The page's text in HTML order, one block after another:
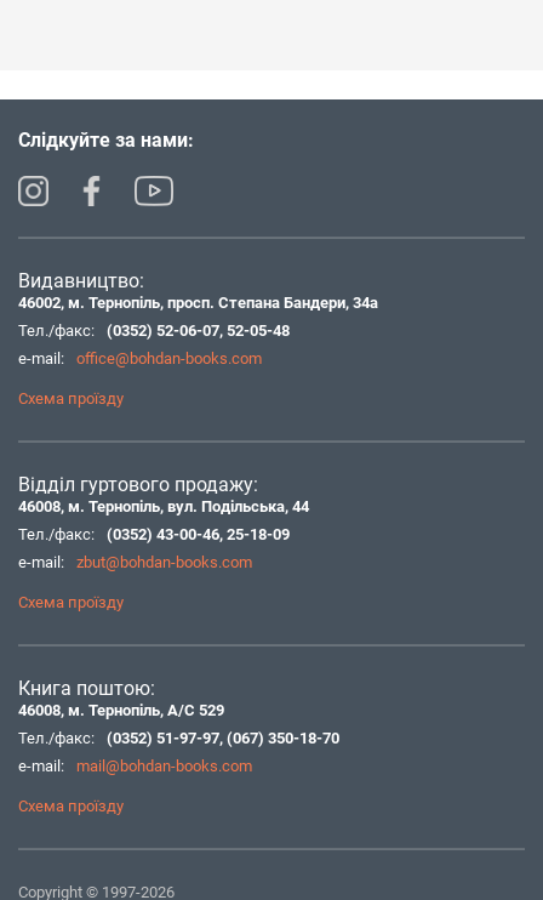
Слідкуйте за нами:
Видавництво:
46002, м. Тернопіль, просп. Степана Бандери, 34а
Тел./факс:
(0352) 52-06-07, 52-05-48
e-mail:
office@bohdan-books.com
Схема проїзду
Відділ гуртового продажу:
46008, м. Тернопіль, вул. Подільська, 44
Тел./факс:
(0352) 43-00-46, 25-18-09
e-mail:
zbut@bohdan-books.com
Схема проїзду
Книга поштою:
46008, м. Тернопіль, А/С 529
Тел./факс:
(0352) 51-97-97, (067) 350-18-70
e-mail:
mail@bohdan-books.com
Схема проїзду
Copyright © 1997-2026